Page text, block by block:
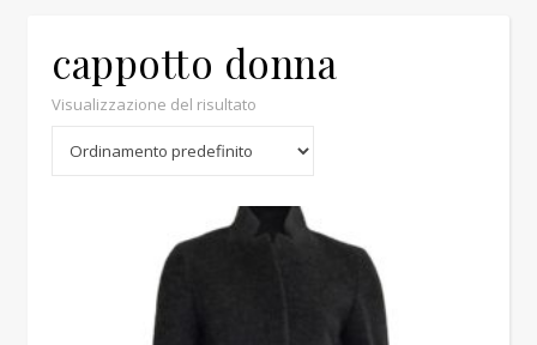
cappotto donna
Visualizzazione del risultato